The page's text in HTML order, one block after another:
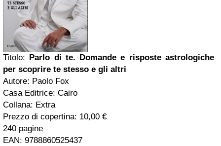
Titolo:
Parlo di te. Domande e risposte astrologiche
per scoprire te stesso e gli altri
Autore: Paolo Fox
Casa Editrice: Cairo
Collana: Extra
Prezzo di copertina: 10,00 €
240 pagine
EAN: 9788860525437